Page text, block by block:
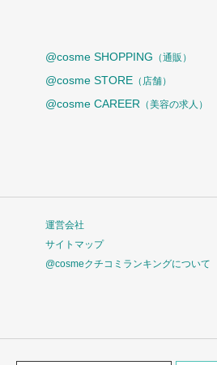
@cosme SHOPPING （通販）
@cosme STORE （店舗）
@cosme CAREER （美容の求人）
運営会社
サイトマップ
@cosmeクチコミランキングについて